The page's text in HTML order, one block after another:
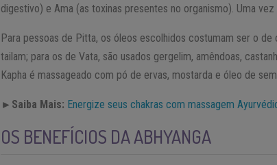
digestivo) e Ama (as toxinas presentes no organismo). Uma
Para pessoas de Pitta, os óleos escolhidos costumam ser o
tailam; para os de Vata, são usados gergelim, amêndoas,
Kapha é massageado com pó de ervas, mostarda e óleo de
►Saiba Mais: Energize seus chakras com massagem
OS BENEFÍCIOS DA ABHYANGA